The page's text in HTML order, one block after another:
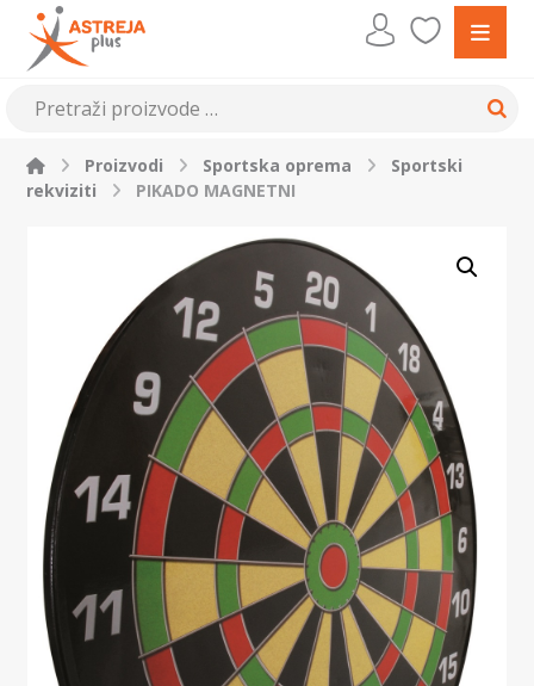
Proizvodi Sportska oprema
Sportski
rekviziti
PIKADO MAGNETNI